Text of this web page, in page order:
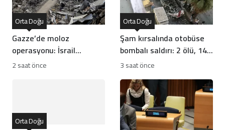
Gazze’de moloz
operasyonu: İsrail
soykırım kanıtlarını mı
Orta Doğu
2 saat önce
Şam kırsalında otobüse
bombalı saldırı: 2 ölü, 14
yaralı
Orta Doğu
3 saat önce
Orta Doğu